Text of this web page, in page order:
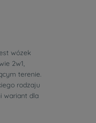
wózek
2w1,
terenie.
rodzaju
wariant dla